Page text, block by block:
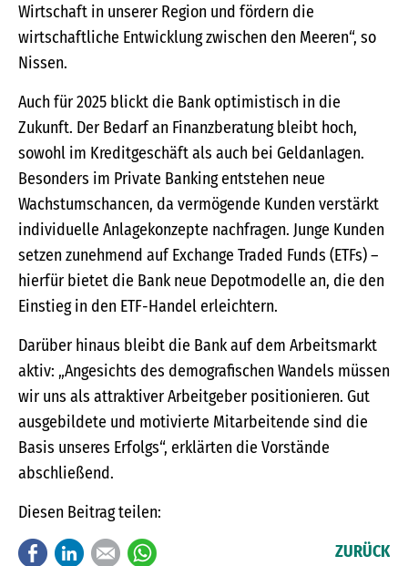
Wirtschaft in unserer Region und fördern die
wirtschaftliche Entwicklung zwischen den Meeren“, so
Nissen.
Auch für 2025 blickt die Bank optimistisch in die
Zukunft. Der Bedarf an Finanzberatung bleibt hoch,
sowohl im Kreditgeschäft als auch bei Geldanlagen.
Besonders im Private Banking entstehen neue
Wachstumschancen, da vermögende Kunden verstärkt
individuelle Anlagekonzepte nachfragen. Junge Kunden
setzen zunehmend auf Exchange Traded Funds (ETFs) –
hierfür bietet die Bank neue Depotmodelle an, die den
Einstieg in den ETF-Handel erleichtern.
Darüber hinaus bleibt die Bank auf dem Arbeitsmarkt
aktiv: „Angesichts des demografischen Wandels müssen
wir uns als attraktiver Arbeitgeber positionieren. Gut
ausgebildete und motivierte Mitarbeitende sind die
Basis unseres Erfolgs“, erklärten die Vorstände
abschließend.
Diesen Beitrag teilen:
FacebookLinkedInE-mail ZURÜCK